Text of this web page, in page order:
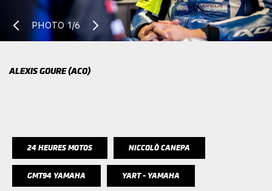
PHOTO1/6
ALEXIS GOURE (ACO)
24 HEURES MOTOS NICCOLÒ CANEPA
GMT94 YAMAHA YART - YAMAHA